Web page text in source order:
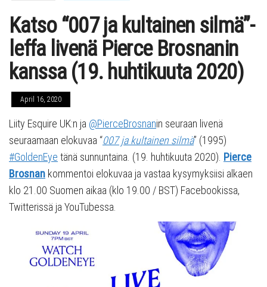
Katso “007 ja kultainen silmä”-
leffa livenä Pierce Brosnanin
kanssa (19. huhtikuuta 2020)
April 16, 2020
Liity Esquire UK:n ja @PierceBrosnanin seuraan livenä
seuraamaan elokuvaa “007 ja kultainen silmä” (1995)
#GoldenEye tänä sunnuntaina. (19. huhtikuuta 2020). Pierce
Brosnan kommentoi elokuvaa ja vastaa kysymyksiisi alkaen
klo 21.00 Suomen aikaa (klo 19.00 / BST) Facebookissa,
Twitterissä ja YouTubessa.